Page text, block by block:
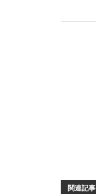
関連記事